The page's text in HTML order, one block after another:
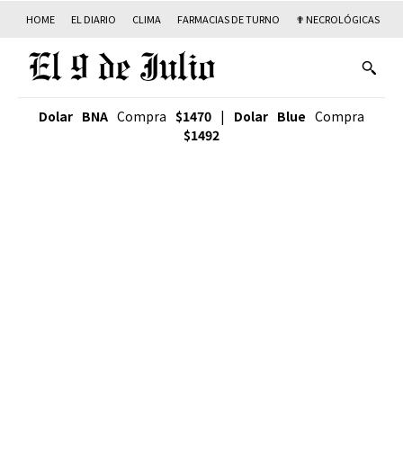
HOME EL DIARIO CLIMA FARMACIAS DE TURNO ✟ NECROLÓGICAS
Dolar BNA Compra $1470 | Dolar Blue Compra
$1492